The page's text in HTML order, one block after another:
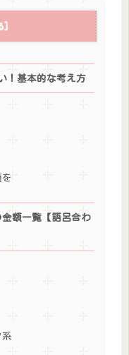
！基本的な考え方
額一覧【語呂合わ